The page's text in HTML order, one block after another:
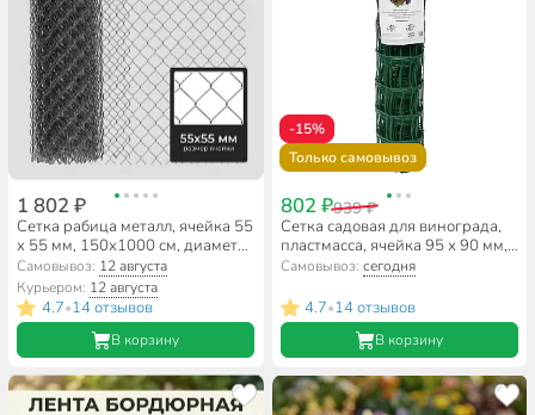
1 802 ₽
Сетка рабица металл, ячейка 55
х 55 мм, 150х1000 см, диаметр
проволоки 1.5 мм, загнутые
края, оцинкованная
Самовывоз: 12 августа
Курьером: 12 августа
4.7•14 отзывов
В корзину
-15%
Только самовывоз
802 ₽939 ₽
Сетка садовая для винограда,
пластмасса, ячейка 95 х 90 мм,
100х1000 см, Ф-90/1/10
Самовывоз: сегодня
4.7•14 отзывов
В корзину